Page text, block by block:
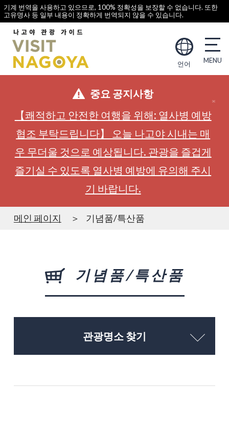
기계 번역을 사용하고 있으므로, 100% 정확성을 보장할 수 없습니다. 또한
고유명사 등 일부 내용이 정확하게 번역되지 않을 수 있습니다.
언어
중요 공지사항
【쾌적하고 안전한 여행을 위해: 열사병 예방
협조 부탁드립니다】 오늘 나고야 시내는 매
우 무더울 것으로 예상됩니다. 관광을 즐겁게
즐기실 수 있도록 열사병 예방에 유의해 주시
기 바랍니다.
메인 페이지 기념품/특산품
기념품/특산품
관광명소 찾기